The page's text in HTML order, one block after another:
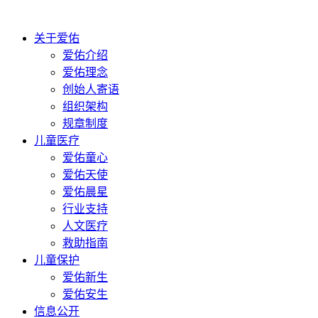
关于爱佑
爱佑介绍
爱佑理念
创始人寄语
组织架构
规章制度
儿童医疗
爱佑童心
爱佑天使
爱佑晨星
行业支持
人文医疗
救助指南
儿童保护
爱佑新生
爱佑安生
信息公开